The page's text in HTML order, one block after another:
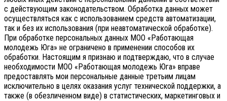
с действующим законодательством. Обработка данных может
осуществляться как с использованием средств автоматизации,
так и без их использования (при неавтоматической обработке).
При обработке персональных данных МОО «Работающая
молодежь Юга» не ограничено в применении способов их
обработки. Настоящим я признаю и подтверждаю, что в случае
необходимости МОО «Работающая молодежь Юга» вправе
предоставлять мои персональные данные третьим лицам
исключительно в целях оказания услуг технической поддержки, а
также (в обезличенном виде) в статистических, маркетинговых и